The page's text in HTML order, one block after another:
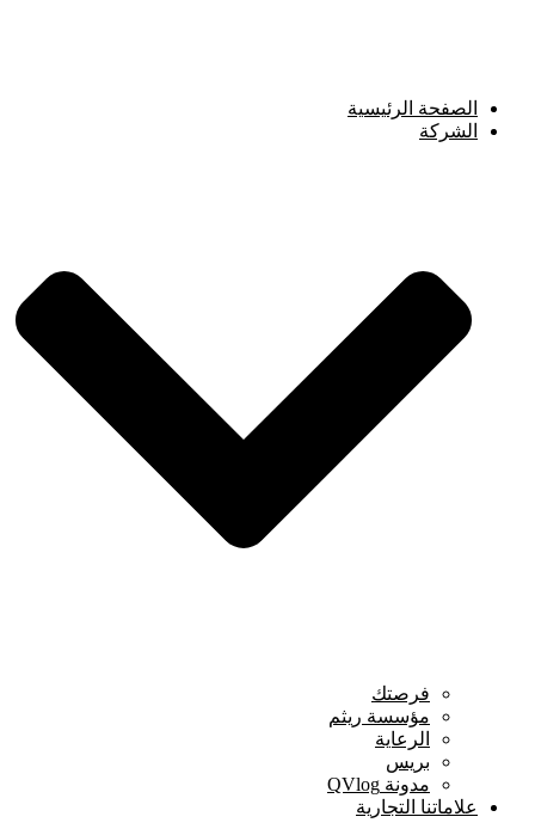
الصفحة الرئيسية
الشركة
فرصتك
مؤسسة ريثم
الرعاية
بريس
مدونة QVlog
علاماتنا التجارية